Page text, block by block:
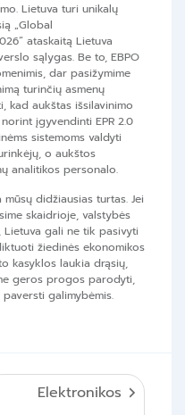
Lietuva turi unikalų
„Global
ataskaitą Lietuva
sąlygas. Be to, EBPO
dar pasižymime
turinčių asmenų
kad aukštas išsilavinimo
įgyvendinti EPR 2.0
sistemoms valdyti
o aukštos
analitikos personalo.
didžiausias turtas. Jei
skaidrioje, valstybės
gali ne tik pasivyti
žiedinės ekonomikos
kasyklos laukia drąsių,
geros progos parodyti,
galimybėmis.
Elektronikos